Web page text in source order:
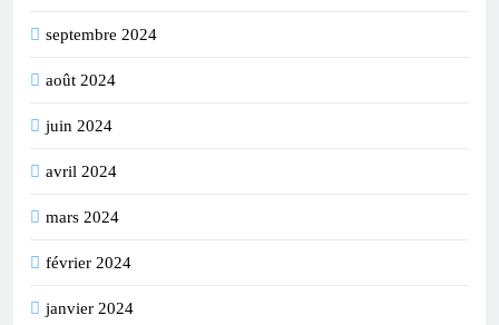
septembre 2024
août 2024
juin 2024
avril 2024
mars 2024
février 2024
janvier 2024